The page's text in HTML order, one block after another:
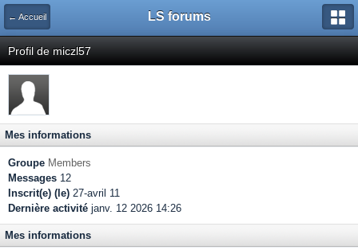
← Accueil LS forums
Profil de miczl57
Mes informations
Groupe Members
Messages 12
Inscrit(e) (le) 27-avril 11
Dernière activité janv. 12 2026 14:26
Mes informations